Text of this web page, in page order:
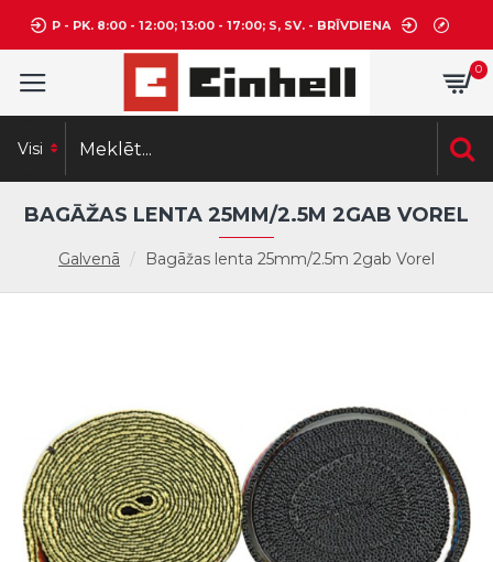
P - PK. 8:00 - 12:00; 13:00 - 17:00; S, SV. - BRĪVDIENA
0
Visi
Galvenā Bagāžas lenta 25mm/2.5m 2gab Vorel
BAGĀŽAS LENTA 25MM/2.5M 2GAB VOREL